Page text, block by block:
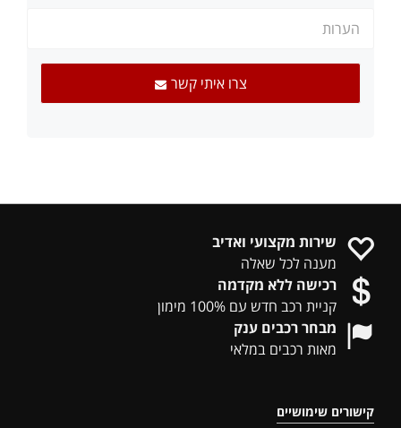
צרו איתי קשר
שירות מקצועי ואדיב
מענה לכל שאלה
רכישה ללא מקדמה
קניית רכב חדש עם 100% מימון
מבחר רכבים ענק
מאות רכבים במלאי
קישורים שימושיים